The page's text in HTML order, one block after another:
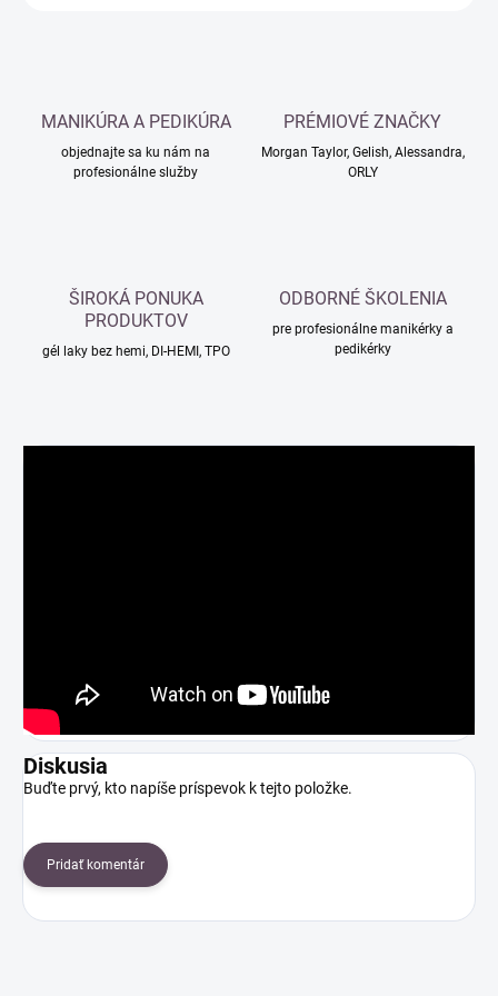
MANIKÚRA A PEDIKÚRA
objednajte sa ku nám na
profesionálne služby
PRÉMIOVÉ ZNAČKY
Morgan Taylor, Gelish, Alessandra,
ORLY
ŠIROKÁ PONUKA
PRODUKTOV
gél laky bez hemi, DI-HEMI, TPO
ODBORNÉ ŠKOLENIA
pre profesionálne manikérky a
pedikérky
Diskusia
Buďte prvý, kto napíše príspevok k tejto položke.
Pridať komentár